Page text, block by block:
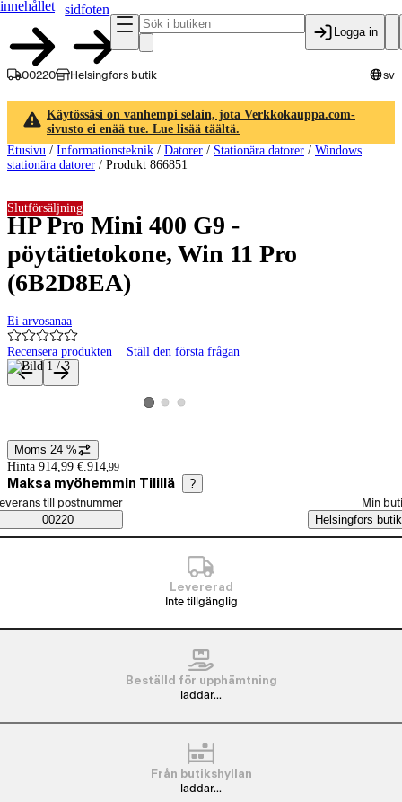
innehållet
sidfoten
Logga in
00220 Helsingfors butik sv
Käytössäsi on vanhempi selain, jota Verkkokauppa.com-
sivusto ei enää tue. Lue lisää täältä.
Etusivu / Informationsteknik / Datorer / Stationära datorer / Windows
stationära datorer / Produkt 866851
HP Pro Mini 400 G9 -
pöytätietokone, Win 11 Pro
(6B2D8EA)
Ei arvosanaa
Recensera produkten Ställ den första frågan
Slutförsäljning
Produktbilder och videor
Visa produktbild 1
Visa produktbild 2
Visa produktbild 3
Prisinformation
Moms 24 %
Hinta 914,99 €. 914,99
Maksa myöhemmin Tilillä ?
Saatavuustiedot
beställningssätt
till postnummer
00220
Min
Helsingfors butik
Levererad
Inte tillgänglig
Beställd för upphämtning
laddar...
Från butikshyllan
laddar...